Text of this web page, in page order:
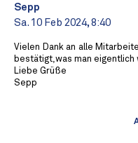
Sepp
Sa. 10 Feb 2024, 8:40
Vielen Dank an alle
bestätigt,was man eigentlich
Liebe Grüße
Sepp